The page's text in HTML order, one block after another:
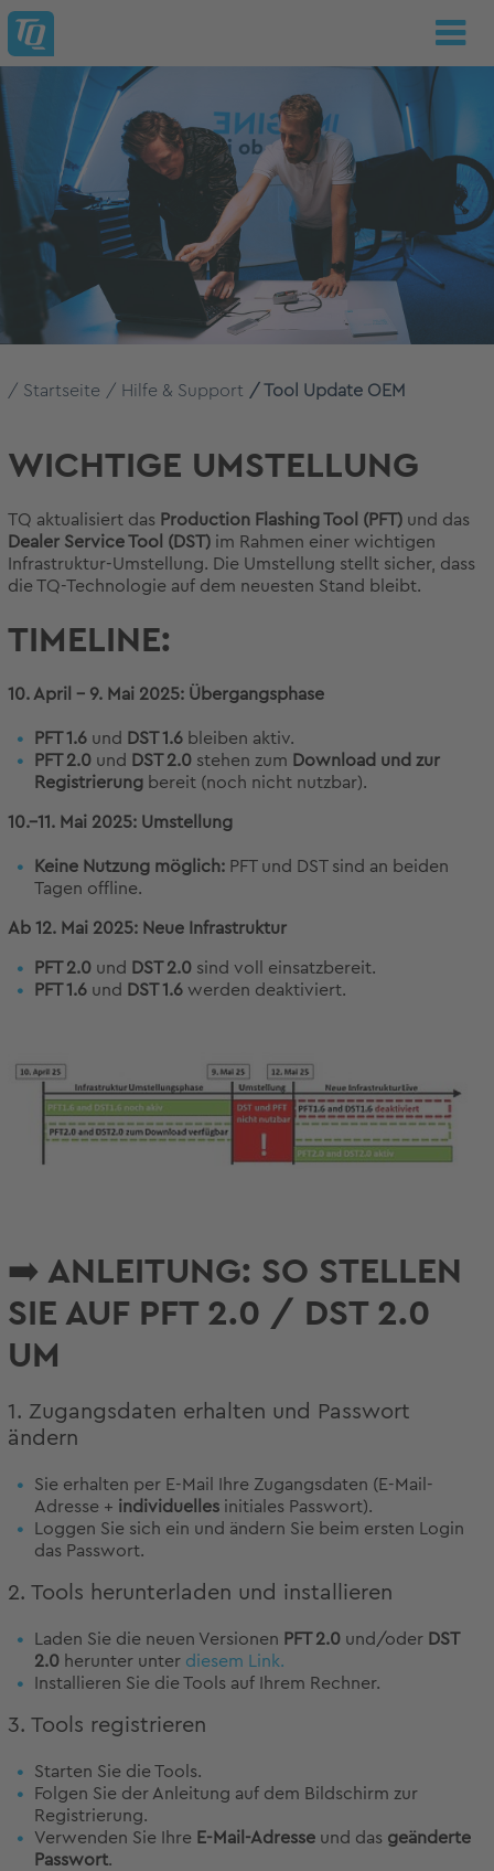
Startseite Hilfe & Support Tool Update OEM
WICHTIGE UMSTELLUNG
TQ aktualisiert das Production Flashing Tool (PFT) und das
Dealer Service Tool (DST) im Rahmen einer wichtigen
Infrastruktur-Umstellung. Die Umstellung stellt sicher, dass
die TQ-Technologie auf dem neuesten Stand bleibt.
TIMELINE:
10. April – 9. Mai 2025: Übergangsphase
PFT 1.6 und DST 1.6 bleiben aktiv.
PFT 2.0 und DST 2.0 stehen zum Download und zur
Registrierung bereit (noch nicht nutzbar).
10.–11. Mai 2025: Umstellung
Keine Nutzung möglich: PFT und DST sind an beiden
Tagen offline.
Ab 12. Mai 2025: Neue Infrastruktur
PFT 2.0 und DST 2.0 sind voll einsatzbereit.
PFT 1.6 und DST 1.6 werden deaktiviert.
➡️ ANLEITUNG: SO STELLEN
SIE AUF PFT 2.0 / DST 2.0
UM
1. Zugangsdaten erhalten und Passwort
ändern
Sie erhalten per E-Mail Ihre Zugangsdaten (E-Mail-
Adresse + individuelles initiales Passwort).
Loggen Sie sich ein und ändern Sie beim ersten Login
das Passwort.
2. Tools herunterladen und installieren
Laden Sie die neuen Versionen PFT 2.0 und/oder DST
2.0 herunter unter diesem Link.
Installieren Sie die Tools auf Ihrem Rechner.
3. Tools registrieren
Starten Sie die Tools.
Folgen Sie der Anleitung auf dem Bildschirm zur
Registrierung.
Verwenden Sie Ihre E-Mail-Adresse und das geänderte
Passwort.